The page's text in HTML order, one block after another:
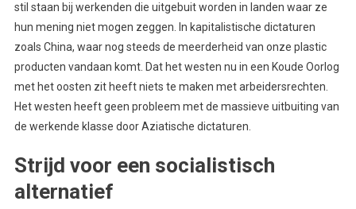
stil staan bij werkenden die uitgebuit worden in landen waar ze
hun mening niet mogen zeggen. In kapitalistische dictaturen
zoals China, waar nog steeds de meerderheid van onze plastic
producten vandaan komt. Dat het westen nu in een Koude Oorlog
met het oosten zit heeft niets te maken met arbeidersrechten.
Het westen heeft geen probleem met de massieve uitbuiting van
de werkende klasse door Aziatische dictaturen.
Strijd voor een socialistisch
alternatief